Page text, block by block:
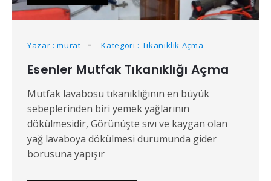
Yazar : murat Kategori : Tıkanıklık Açma
Esenler Mutfak Tıkanıklığı Açma
Mutfak lavabosu tıkanıklığının en büyük
sebeplerinden biri yemek yağlarının
dökülmesidir, Görünüşte sıvı ve kaygan olan
yağ lavaboya dökülmesi durumunda gider
borusuna yapışır